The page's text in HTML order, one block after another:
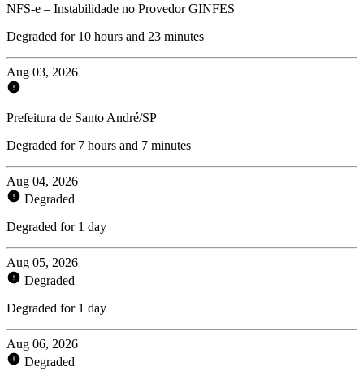
NFS-e – Instabilidade no Provedor GINFES
Degraded for 10 hours and 23 minutes
Aug 03, 2026
Prefeitura de Santo André/SP
Degraded for 7 hours and 7 minutes
Aug 04, 2026
Degraded
Degraded for 1 day
Aug 05, 2026
Degraded
Degraded for 1 day
Aug 06, 2026
Degraded